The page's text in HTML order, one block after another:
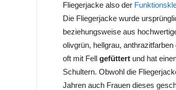
Fliegerjacke also der
Die Fliegerjacke wurde
beziehungsweise aus
olivgrün, hellgrau,
oft mit Fell gefüttert und hat
Schultern. Obwohl die
Jahren auch Frauen dieses